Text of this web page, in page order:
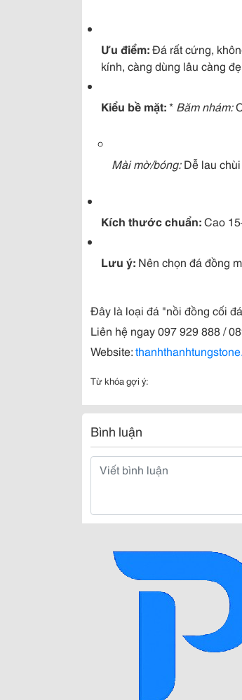
Ưu điểm:Đá rất cứng,
kính, càng dùng lâu càng
Kiểu bề mặt:* Băm nhám:
Mài mờ/bóng:Dễ lau
Kích thước chuẩn:Cao
Lưu ý: Nên chọn đá đồng
Đây là loại đá "nồi đồng cối
Liên hệ ngay 097 929 888 /
Website:
Từ khóa gợi ý:
Bình luận